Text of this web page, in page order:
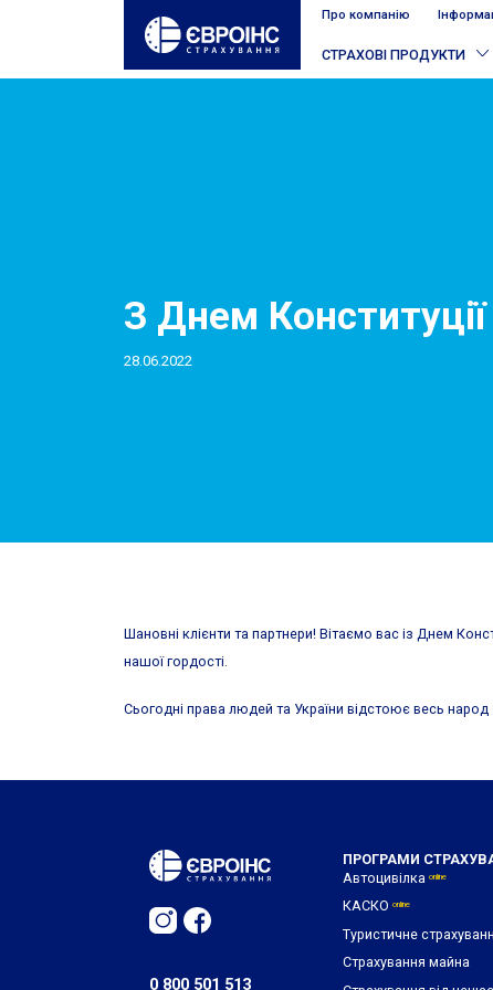
Про компанію
СТРАХОВІ ПРОДУКТИ
З Днем Конституції
28.06.2022
Шановні клієнти та партнери! Вітаємо вас із Днем
нашої гордості.
Сьогодні права людей та України відстоює весь
0 800 501 513
ПРОГРАМИ
Автоцивілка online
КАСКО online
Туристичне
Страхування майна